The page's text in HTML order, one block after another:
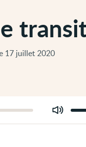
17 juillet 2020
Modifier
volume